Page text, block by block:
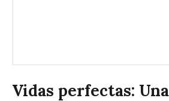
Vidas perfectas: